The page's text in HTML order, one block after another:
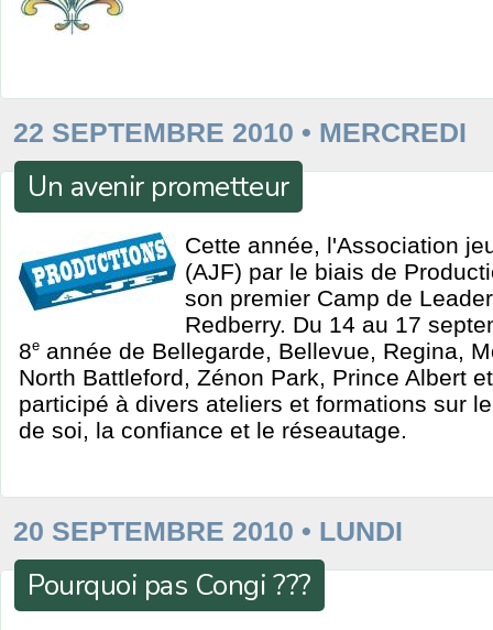
22 SEPTEMBRE 2010 • MERCREDI
Un avenir prometteur
Cette année, l'Association
(AJF) par le biais de
son premier Camp de
Redberry. Du 14 au 17
8e année de Bellegarde, Bellevue, Regina,
North Battleford, Zénon Park, Prince Albert
participé à divers ateliers et formations sur
de soi, la confiance et le réseautage.
20 SEPTEMBRE 2010 • LUNDI
Pourquoi pas Congi ???